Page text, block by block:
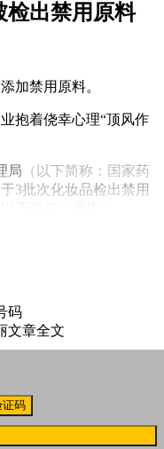
检出禁用原料
加禁用原料。
抱着侥幸心理“顶风作
局 （以下简称：国家药
3批次化妆品检出禁用
码
文章全文
证码